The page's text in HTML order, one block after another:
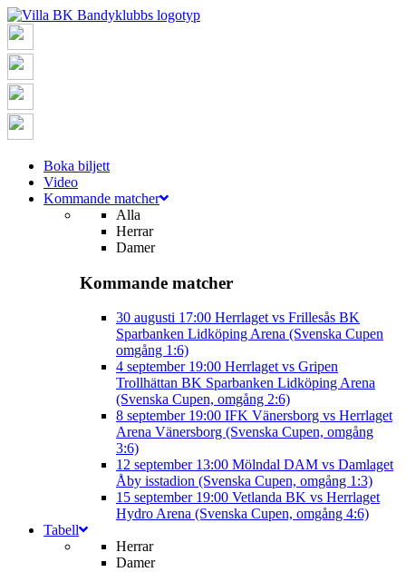
Boka biljett
Video
Kommande matcher
Alla
Herrar
Damer
Kommande matcher
30 augusti 17:00 Herrlaget vs Frillesås BK
Sparbanken Lidköping Arena (Svenska Cupen
omgång 1:6)
4 september 19:00 Herrlaget vs Gripen
Trollhättan BK Sparbanken Lidköping Arena
(Svenska Cupen, omgång 2:6)
8 september 19:00 IFK Vänersborg vs Herrlaget
Arena Vänersborg (Svenska Cupen, omgång
3:6)
12 september 13:00 Mölndal DAM vs Damlaget
Åby isstadion (Svenska Cupen, omgång 1:3)
15 september 19:00 Vetlanda BK vs Herrlaget
Hydro Arena (Svenska Cupen, omgång 4:6)
Tabell
Herrar
Damer